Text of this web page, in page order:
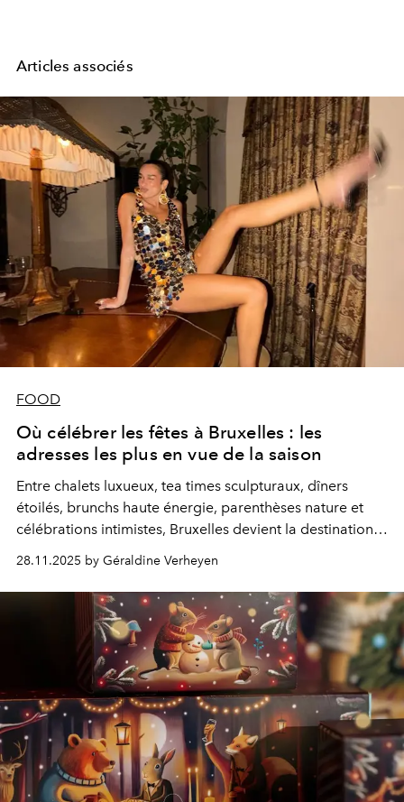
Articles associés
FOOD
Où célébrer les fêtes à Bruxelles : les
adresses les plus en vue de la saison
Entre chalets luxueux, tea times sculpturaux, dîners
étoilés, brunchs haute énergie, parenthèses nature et
célébrations intimistes, Bruxelles devient la destination
la plus élégante pour célébrer la fin d’année.
28.11.2025 by Géraldine Verheyen